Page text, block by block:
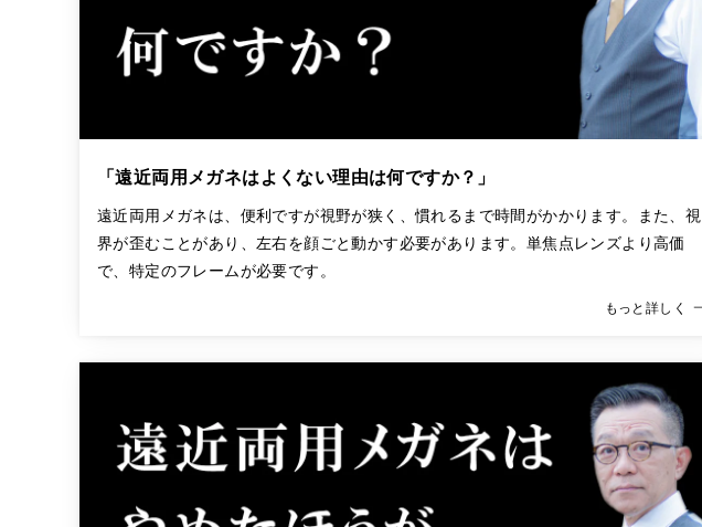
「遠近両用メガネはよくない理由は何ですか？」
遠近両用メガネは、便利ですが視野が狭く、慣れるまで時間がかかります。また、視
界が歪むことがあり、左右を顔ごと動かす必要があります。単焦点レンズより高価
で、特定のフレームが必要です。
もっと詳しく